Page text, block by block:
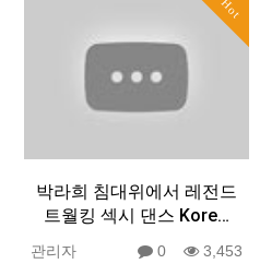
Hot
박라희 침대위에서 레전드
트월킹 섹시 댄스 Kore…
관리자 0 3,453